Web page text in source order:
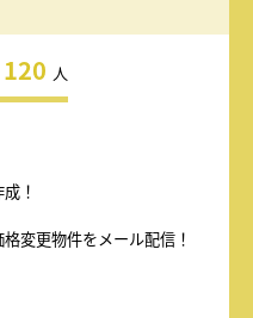
120 人
！
変更物件をメール配信！